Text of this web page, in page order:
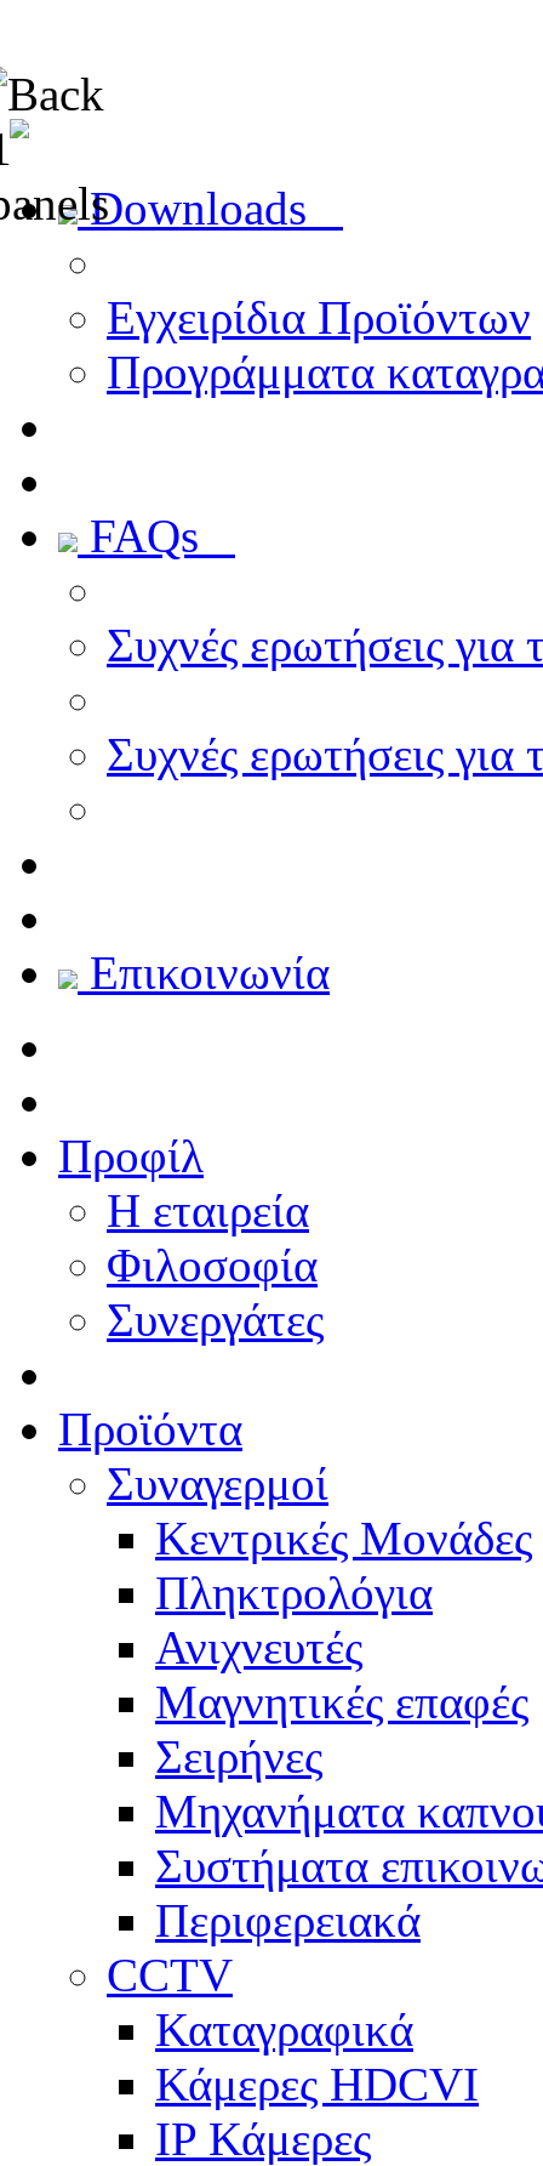
Downloads
Εγχειρίδια Προϊόντων
Προγράμματα
FAQs
Συχνές ερωτήσεις για
Συχνές ερωτήσεις για
Επικοινωνία
Προφίλ
Η εταιρεία
Φιλοσοφία
Συνεργάτες
Προϊόντα
Συναγερμοί
Κεντρικές Μονάδες
Πληκτρολόγια
Ανιχνευτές
Μαγνητικές επαφές
Σειρήνες
Μηχανήματα
Συστήματα
Περιφερειακά
CCTV
Καταγραφικά
Κάμερες HDCVI
IP Κάμερες